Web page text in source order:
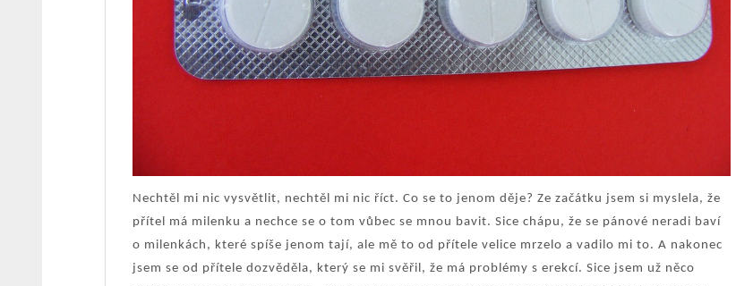
Nechtěl mi nic vysvětlit, nechtěl mi nic říct. Co se to jenom děje? Ze začátku jsem si myslela, že
přítel má milenku a nechce se o tom vůbec se mnou bavit. Sice chápu, že se pánové neradi baví
o milenkách, které spíše jenom tají, ale mě to od přítele velice mrzelo a vadilo mi to. A nakonec
jsem se od přítele dozvěděla, který se mi svěřil, že má problémy s erekcí. Sice jsem už něco